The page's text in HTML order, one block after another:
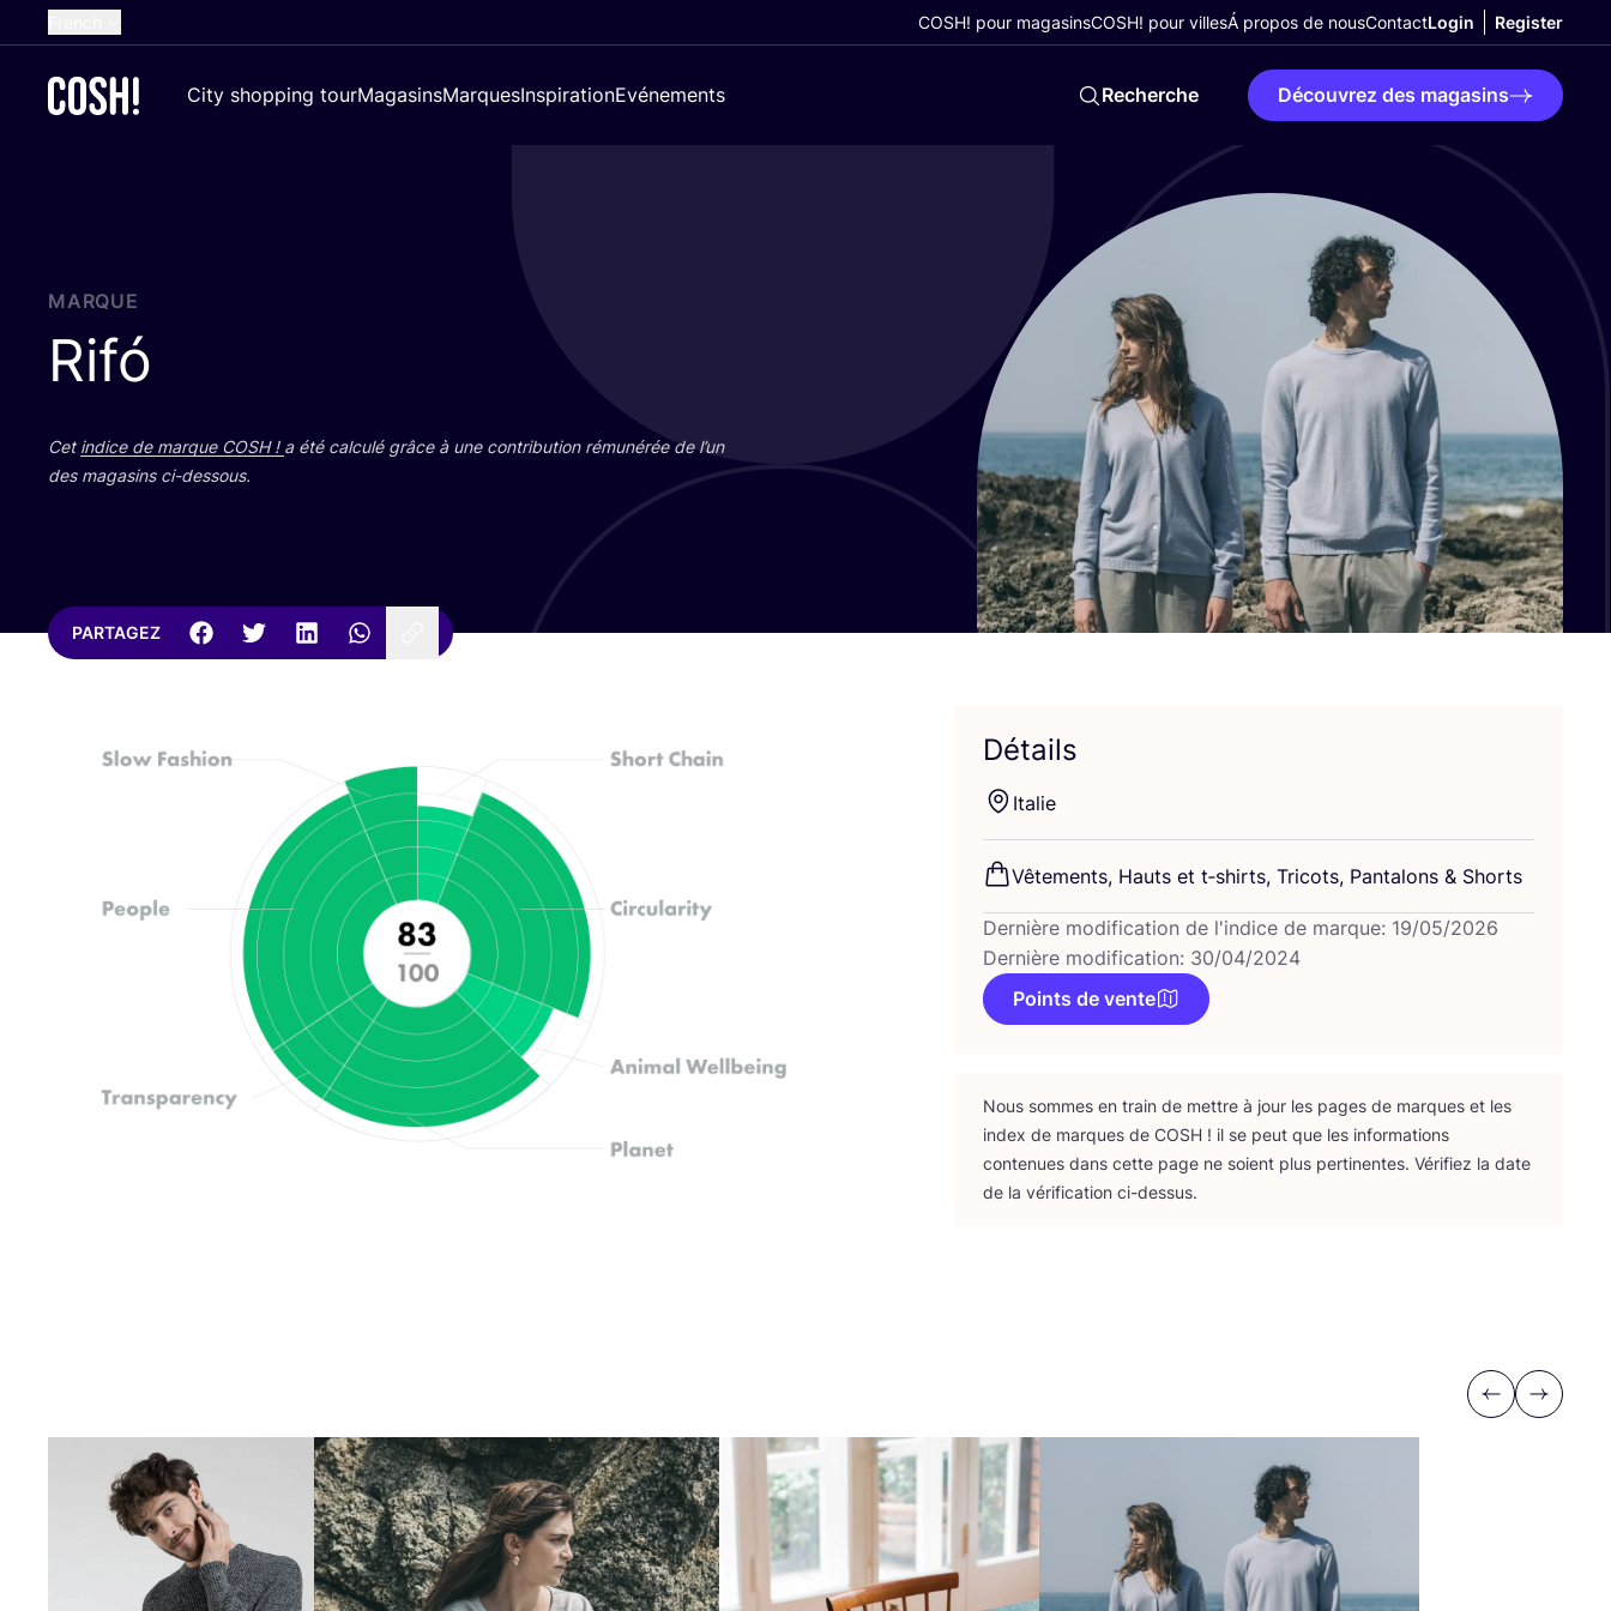
Dutch
COSH! pour magasinsCOSH! pour villesÁ propos de nousContactLogin Register
City shopping tourMagasinsMarquesInspirationEvénements Recherche Découvrez des magasins
MARQUE
Rifó
Cetindice de marque COSH! a été cal­cu­lé grâce à une contri­bu­tion rému­né­rée de l’un
des maga­sins ci-dessous.
PARTAGEZ
Détails
Ita­lie
Vête­ments, Hauts et t‑shirts, Tri­cots, Pan­ta­lons & Shorts
Dernière modification de l'indice de marque: 19/05/2026
Dernière modification: 30/04/2024
Points de vente
Nous sommes en train de mettre à jour les pages de marques et les
index de marques de COSH ! il se peut que les infor­ma­tions
conte­nues dans cette page ne soient plus per­ti­nentes. Véri­fiez la date
de la véri­fi­ca­tion ci-dessus.
Previous
Next